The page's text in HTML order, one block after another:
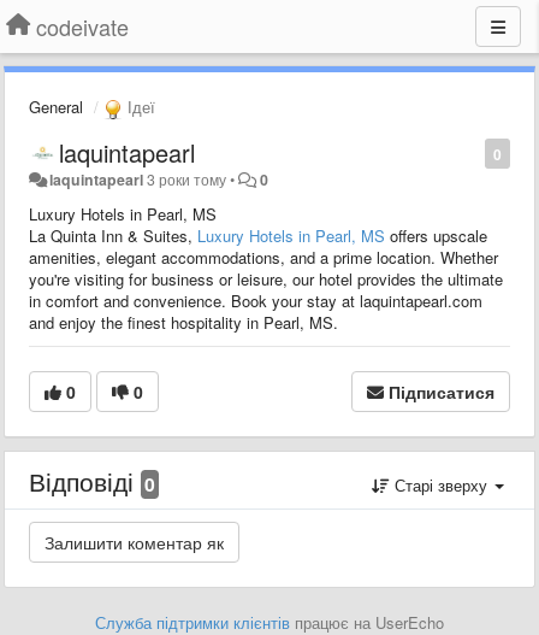
codeivate
General Ідеї
0
laquintapearl
laquintapearl3 роки тому• 0
Luxury Hotels in Pearl, MS
La Quinta Inn & Suites, Luxury Hotels in Pearl, MS offers upscale
amenities, elegant accommodations, and a prime location. Whether
you're visiting for business or leisure, our hotel provides the ultimate
in comfort and convenience. Book your stay at laquintapearl.com
and enjoy the finest hospitality in Pearl, MS.
0 0 Підписатися
Відповіді 0 Старі зверху
Служба підтримки клієнтів працює на UserEcho